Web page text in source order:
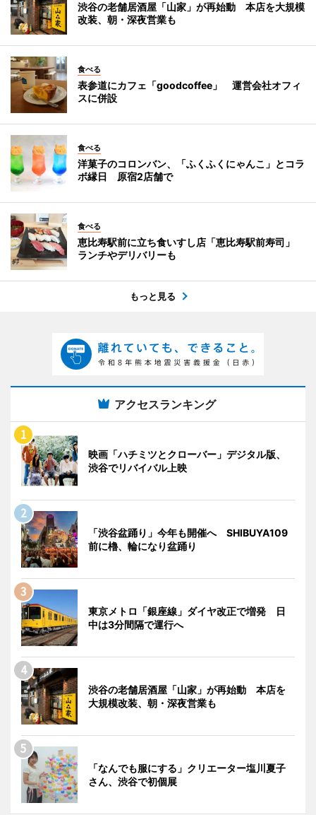
渋谷の老舗居酒屋「山家」が再始動 本店を大規模
改装、朝・深夜営業も
食べる
表参道にカフェ「goodcoffee」 運営会社オフィ
スに併設
食べる
洋菓子のコロンバン、「ふくふくにゃんこ」とコラ
ボ縁日 原宿2店舗で
食べる
恵比寿駅前に立ち食いすし店「恵比寿駅前寿司」
ランチやデリバリーも
もっと見る
アクセスランキング
映画「ハチミツとクローバー」デジタル版、
渋谷でリバイバル上映
「渋谷盆踊り」今年も開催へ SHIBUYA109
前に櫓、輪になり盆踊り
東京メトロ「銀座線」ダイヤ改正で増発 日
中は3分間隔で運行へ
渋谷の老舗居酒屋「山家」が再始動 本店を
大規模改装、朝・深夜営業も
「なんでも服にする」クリエーター塩川夏子
さん、渋谷で初個展